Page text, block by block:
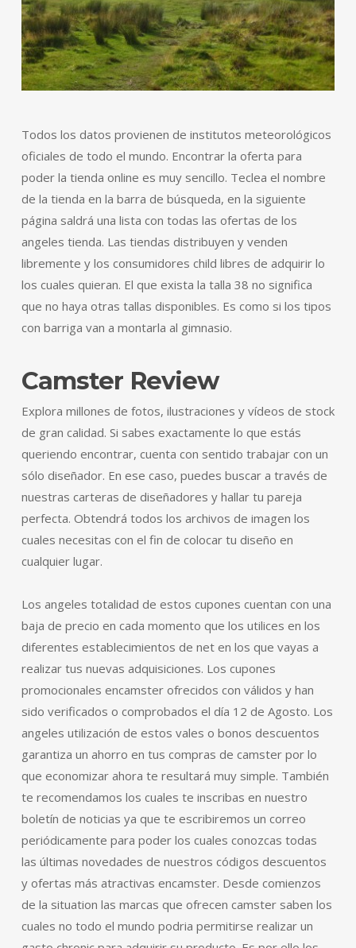
Todos los datos provienen de institutos meteorológicos
oficiales de todo el mundo. Encontrar la oferta para
poder la tienda online es muy sencillo. Teclea el nombre
de la tienda en la barra de búsqueda, en la siguiente
página saldrá una lista con todas las ofertas de los
angeles tienda. Las tiendas distribuyen y venden
libremente y los consumidores child libres de adquirir lo
los cuales quieran. El que exista la talla 38 no significa
que no haya otras tallas disponibles. Es como si los tipos
con barriga van a montarla al gimnasio.
Camster Review
Explora millones de fotos, ilustraciones y vídeos de stock
de gran calidad. Si sabes exactamente lo que estás
queriendo encontrar, cuenta con sentido trabajar con un
sólo diseñador. En ese caso, puedes buscar a través de
nuestras carteras de diseñadores y hallar tu pareja
perfecta. Obtendrá todos los archivos de imagen los
cuales necesitas con el fin de colocar tu diseño en
cualquier lugar.
Los angeles totalidad de estos cupones cuentan con una
baja de precio en cada momento que los utilices en los
diferentes establecimientos de net en los que vayas a
realizar tus nuevas adquisiciones. Los cupones
promocionales encamster ofrecidos con válidos y han
sido verificados o comprobados el día 12 de Agosto. Los
angeles utilización de estos vales o bonos descuentos
garantiza un ahorro en tus compras de camster por lo
que economizar ahora te resultará muy simple. También
te recomendamos los cuales te inscribas en nuestro
boletín de noticias ya que te escribiremos un correo
periódicamente para poder los cuales conozcas todas
las últimas novedades de nuestros códigos descuentos
y ofertas más atractivas encamster. Desde comienzos
de la situation las marcas que ofrecen camster saben los
cuales no todo el mundo podria permitirse realizar un